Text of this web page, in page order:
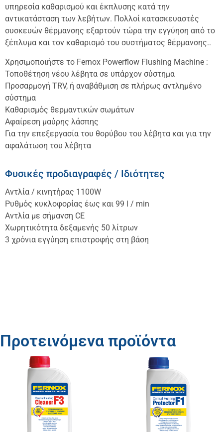
υπηρεσία καθαρισμού και έκπλυσης κατά την
αντικατάσταση των λεβήτων. Πολλοί κατασκευαστές
συσκευών θέρμανσης εξαρτούν τώρα την εγγύηση από το
ξέπλυμα και τον καθαρισμό του συστήματος θέρμανσης..
Χρησιμοποιήστε το Fernox Powerflow Flushing Machine :
Τοποθέτηση νέου λέβητα σε υπάρχον σύστημα
Προσαρμογή TRV, ή αναβάθμιση σε πλήρως αντλημένο
σύστημα
Καθαρισμός θερμαντικών σωμάτων
Αφαίρεση μαύρης λάσπης
Για την επεξεργασία του θορύβου του λέβητα και για την
αφαλάτωση του λέβητα
Φυσικές προδιαγραφές / Ιδιότητες
Αντλία / κινητήρας 1100W
Ρυθμός κυκλοφορίας έως και 99 l / min
Αντλία με σήμανση CE
Χωρητικότητα δεξαμενής 50 λίτρων
3 χρόνια εγγύηση επιστροφής στη βάση
Προτεινόμενα προϊόντα